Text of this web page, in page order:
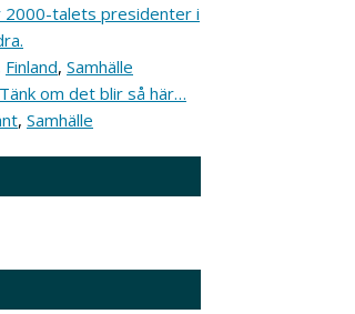
2000-talets presidenter i
Finland, Samhälle
om det blir så här…
, Samhälle